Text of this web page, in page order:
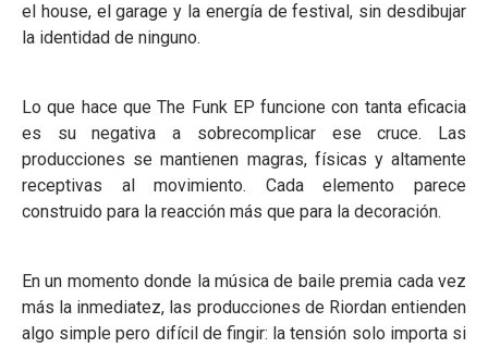
el house, el garage y la energía de festival, sin desdibujar
la identidad de ninguno.
Lo que hace que The Funk EP funcione con tanta eficacia
es su negativa a sobrecomplicar ese cruce. Las
producciones se mantienen magras, físicas y altamente
receptivas al movimiento. Cada elemento parece
construido para la reacción más que para la decoración.
En un momento donde la música de baile premia cada vez
más la inmediatez, las producciones de Riordan entienden
algo simple pero difícil de fingir: la tensión solo importa si